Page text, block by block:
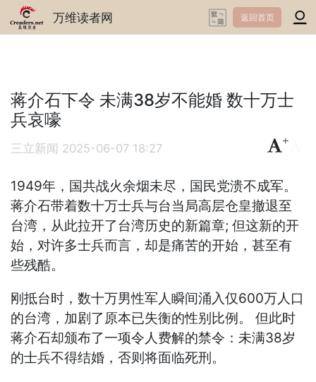
万维读者网 返回首页
蒋介石下令 未满38岁不能婚 数十万士
兵哀嚎
三立新闻 2025-06-07 18:27
+
1949年，国共战火余烟未尽，国民党溃不成军。
蒋介石带着数十万士兵与台当局高层仓皇撤退至
台湾，从此拉开了台湾历史的新篇章; 但这新的开
始，对许多士兵而言，却是痛苦的开始，甚至有
些残酷。
刚抵台时，数十万男性军人瞬间涌入仅600万人口
的台湾，加剧了原本已失衡的性别比例。 但此时
蒋介石却颁布了一项令人费解的禁令：未满38岁
的士兵不得结婚，否则将面临死刑。